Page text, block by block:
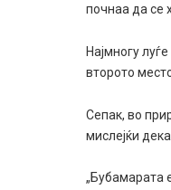
почнаа да се
Најмногу
второто
Сепак, во
мислејќи
„Бубамарата